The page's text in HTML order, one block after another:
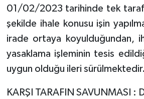
01/02/2023 tarihinde tek
şekilde ihale konusu işin
irade ortaya koyulduğundan,
yasaklama işleminin tesis
uygun olduğu ileri sürülmektedir.
KARŞI TARAFIN SAVUNMASI :